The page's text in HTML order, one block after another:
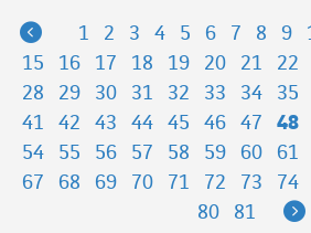
Previous
1 2 3 4 5 6 7 8 9
15
16 17 18 19 20 21 22
28
29 30 31 32 33 34 35
41
42 43 44 45 46 47 48
54
55 56 57 58 59 60 61
67
68 69 70 71 72 73 74
80
81